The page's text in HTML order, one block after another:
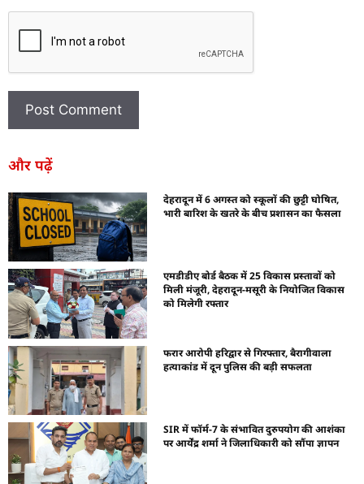
और पढ़ें
देहरादून में 6 अगस्त को स्कूलों की छुट्टी घोषित,
भारी बारिश के खतरे के बीच प्रशासन का फैसला
एमडीडीए बोर्ड बैठक में 25 विकास प्रस्तावों को
मिली मंजूरी, देहरादून-मसूरी के नियोजित विकास
को मिलेगी रफ्तार
फरार आरोपी हरिद्वार से गिरफ्तार, बैरागीवाला
हत्याकांड में दून पुलिस की बड़ी सफलता
SIR में फॉर्म-7 के संभावित दुरुपयोग की आशंका
पर आर्येंद्र शर्मा ने जिलाधिकारी को सौंपा ज्ञापन